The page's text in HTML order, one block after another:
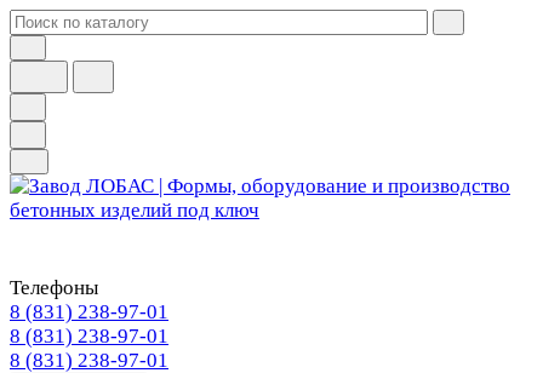
Телефоны
8 (831) 238-97-01
8 (831) 238-97-01
8 (831) 238-97-01